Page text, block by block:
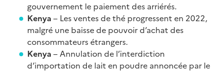
gouvernement le paiement des arriérés.
Kenya – Les ventes de thé progressent en 2022,
malgré une baisse de pouvoir d’achat des
consommateurs étrangers.
Kenya – Annulation de l’interdiction
d’importation de lait en poudre annoncée par le